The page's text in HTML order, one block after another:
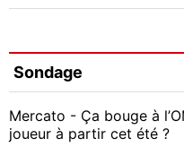
Sondage
Mercato - Ça bouge à
joueur à partir cet été ?